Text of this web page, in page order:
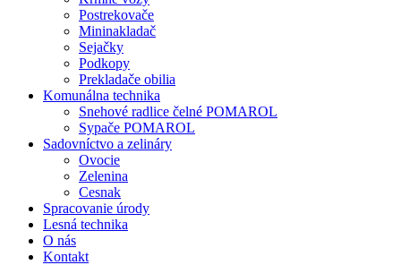
Postrekovače
Mininakladač
Sejačky
Podkopy
Prekladače obilia
Komunálna technika
Snehové radlice čelné POMAROL
Sypače POMAROL
Sadovníctvo a zelináry
Ovocie
Zelenina
Cesnak
Spracovanie úrody
Lesná technika
O nás
Kontakt